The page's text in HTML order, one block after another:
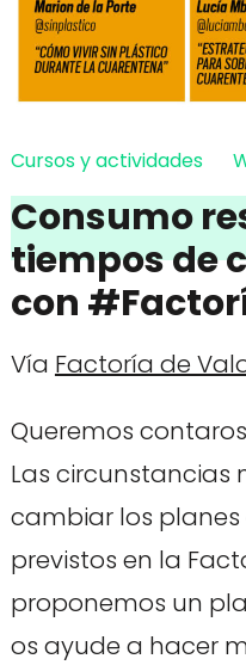
Cursos y actividades
Consumo
tiempos de
con
Vía Factoría de
Queremos
Las circunstancias
cambiar los
previstos en la
proponemos un
os ayude a hacer